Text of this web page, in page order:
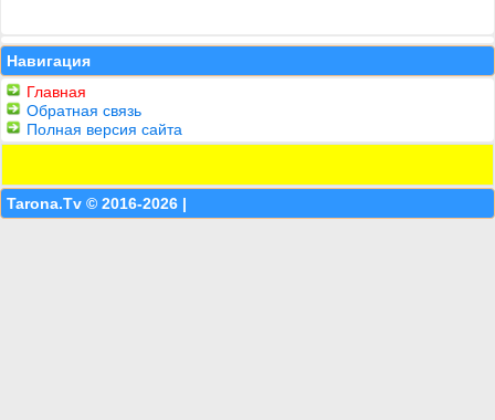
Навигация
Главная
Обратная связь
Полная версия сайта
Tarona.Tv © 2016-2026 |